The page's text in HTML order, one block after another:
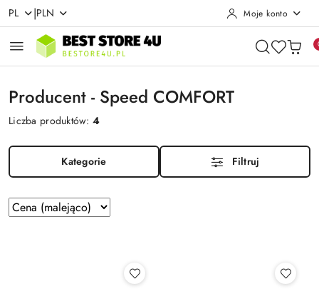
Przejdź do treści głównej
Przejdź do wyszukiwarki
Przejdź do moje konto
Przejdź do menu głównego
Przejdź do stopki
PL |PLN Moje konto
Producent - Speed COMFORT
Liczba produktów:4
Kategorie Filtruj
Zastosowano
sortowanie:
Sortuj
według